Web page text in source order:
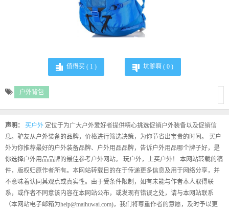
值得买 ( 1 ) 坑爹啊 ( 0)
户外背包
声明： 买户外 定位于为广大户外爱好者提供精心挑选促销户外装备以及促销信
息。驴友从户外装备的品牌，价格进行筛选决策，为你节省出宝贵的时间。 买户
外为你推荐最好的户外装备品牌、户外用品品牌，告诉户外用品哪个牌子好，是
你选择户外用品品牌的最佳参考户外网站。 玩户外，上买户外！ 本网站转载的稿
件，版权归原作者所有。本网站转载目的在于传递更多信息及用于网络分享，并
不意味着认同其观点或真实性。由于受条件限制，如有未能与作者本人取得联
系，或作者不同意该内容在本网站公布，或发现有错误之处，请与本网站联系
（本网站电子邮箱为help@maihuwai.com)，我们将尊重作者的意愿，及时予以更